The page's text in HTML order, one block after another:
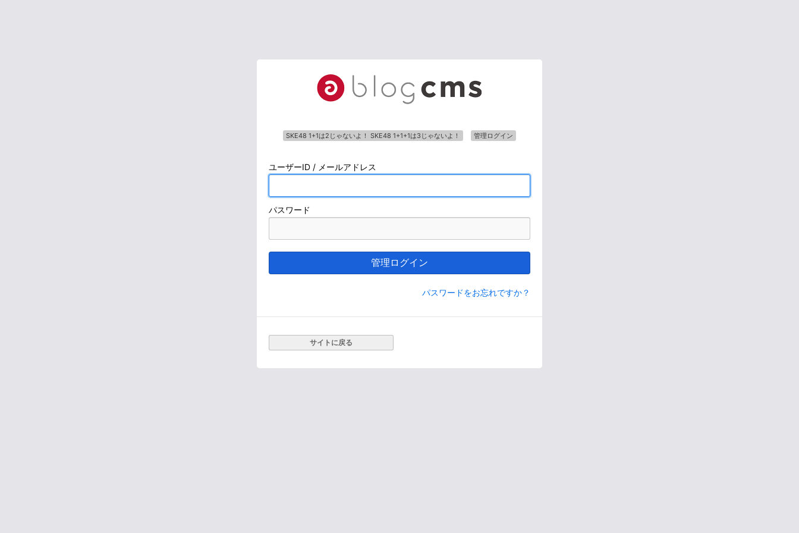
SKE48 1+1は2じゃないよ！ SKE48 1+1+1は3じゃないよ！ 管理ログイン
ユーザーID / メールアドレス
パスワード
管理ログイン
パスワードをお忘れですか？
サイトに戻る